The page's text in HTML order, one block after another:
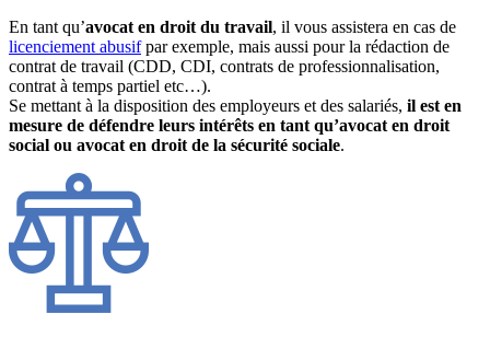
En tant qu’avocat en droit du travail, il vous assistera en cas de
licenciement abusifpar exemple, mais aussi pour la rédaction de
contrat de travail (CDD, CDI, contrats de professionnalisation,
contrat à temps partiel etc…).
Se mettant à la disposition des employeurs et des salariés, il est en
mesure de défendre leurs intérêts en tant qu’avocat en droit
social ou avocat en droit de la sécurité sociale.